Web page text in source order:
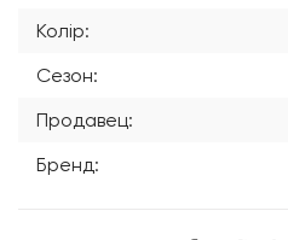
Колір:
Сезон:
Продавец:
Бренд: